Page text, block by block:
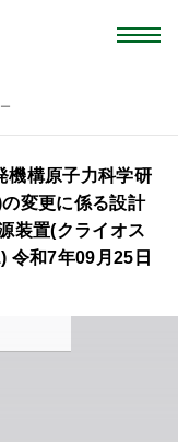
機構原子力科学研
変更に係る設計
装置(クライオス
令和7年09月25日